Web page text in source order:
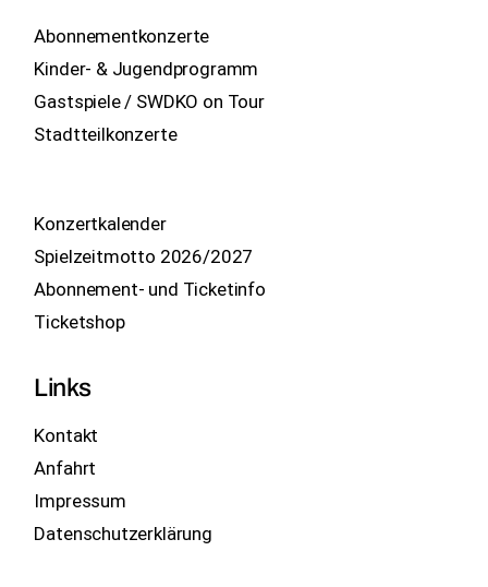
Abonnementkonzerte
Kinder- & Jugendprogramm
Gastspiele / SWDKO on Tour
Stadtteilkonzerte
Konzertkalender
Spielzeitmotto 2026/2027
Abonnement- und Ticketinfo
Ticketshop
Links
Kontakt
Anfahrt
Impressum
Datenschutzerklärung